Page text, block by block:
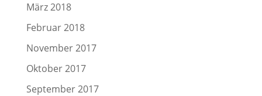
März 2018
Februar 2018
November 2017
Oktober 2017
September 2017